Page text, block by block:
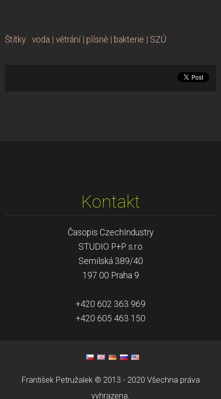
Štítky: voda | větrání | plísně | bakterie | SZÚ
Kontakt
Časopis CzechIndustry
STUDIO P+P s.r.o
Semilská 389/40
197 00 Praha 9
+420 602 363 969
+420 605 463 150
František Petružalek © 2013 - 2020 Všechna práva
vyhrazena.